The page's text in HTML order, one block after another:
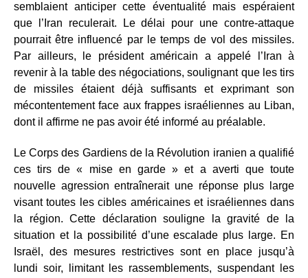
semblaient anticiper cette éventualité mais espéraient
que l’Iran reculerait. Le délai pour une contre-attaque
pourrait être influencé par le temps de vol des missiles.
Par ailleurs, le président américain a appelé l’Iran à
revenir à la table des négociations, soulignant que les tirs
de missiles étaient déjà suffisants et exprimant son
mécontentement face aux frappes israéliennes au Liban,
dont il affirme ne pas avoir été informé au préalable.
Le Corps des Gardiens de la Révolution iranien a qualifié
ces tirs de « mise en garde » et a averti que toute
nouvelle agression entraînerait une réponse plus large
visant toutes les cibles américaines et israéliennes dans
la région. Cette déclaration souligne la gravité de la
situation et la possibilité d’une escalade plus large. En
Israël, des mesures restrictives sont en place jusqu’à
lundi soir, limitant les rassemblements, suspendant les